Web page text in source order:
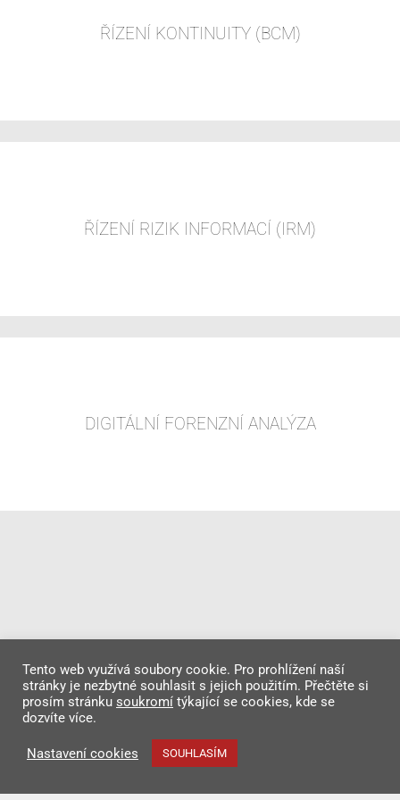
ŘÍZENÍ KONTINUITY (BCM)
VÍCE
ŘÍZENÍ RIZIK INFORMACÍ (IRM)
VÍCE
DIGITÁLNÍ FORENZNÍ ANALÝZA
VÍCE
Aktuální termíny
Aktuálně nemáme žádný plánovaný termín.
Tento web využívá soubory cookie. Pro prohlížení naší
stránky je nezbytné souhlasit s jejich použitím. Přečtěte si
prosím stránku soukromí týkající se cookies, kde se
dozvíte více.
Nastavení cookies SOUHLASÍM